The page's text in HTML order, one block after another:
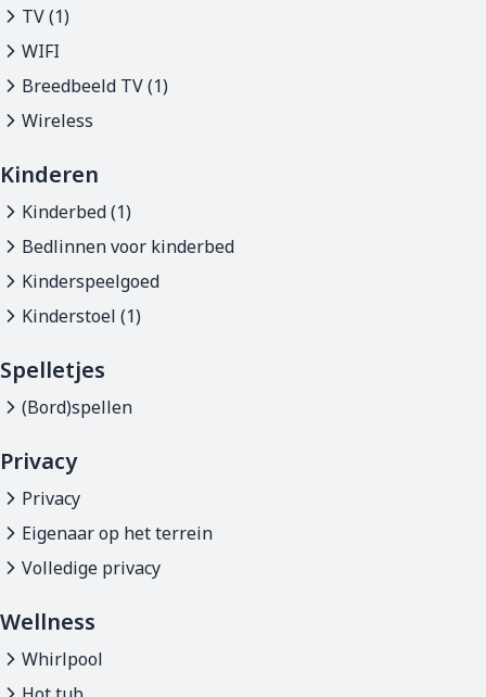
TV (1)
WIFI
Breedbeeld TV (1)
Wireless
Kinderen
Kinderbed (1)
Bedlinnen voor kinderbed
Kinderspeelgoed
Kinderstoel (1)
Spelletjes
(Bord)spellen
Privacy
Privacy
Eigenaar op het terrein
Volledige privacy
Wellness
Whirlpool